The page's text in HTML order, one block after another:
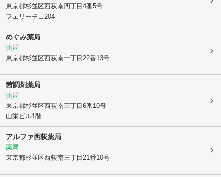
東京都杉並区西荻南四丁目4番5号
フェリーチェ204
めぐみ薬局
薬局
東京都杉並区西荻南一丁目22番13号
茜調剤薬局
薬局
東京都杉並区西荻南三丁目6番10号
山栄ビル1階
アルファ西荻薬局
薬局
東京都杉並区西荻南三丁目21番10号